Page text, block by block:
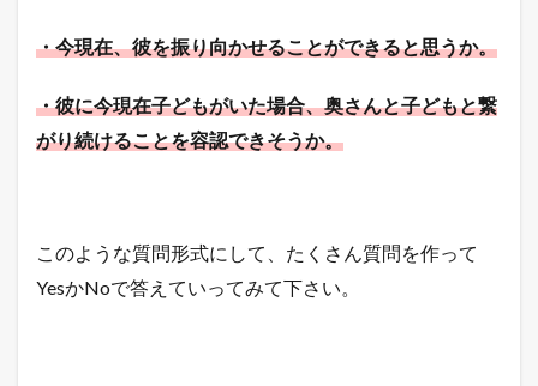
・今現在、彼を振り向かせることができると思うか。
・彼に今現在子どもがいた場合、奥さんと子どもと繋
がり続けることを容認できそうか。
このような質問形式にして、たくさん質問を作って
YesかNoで答えていってみて下さい。